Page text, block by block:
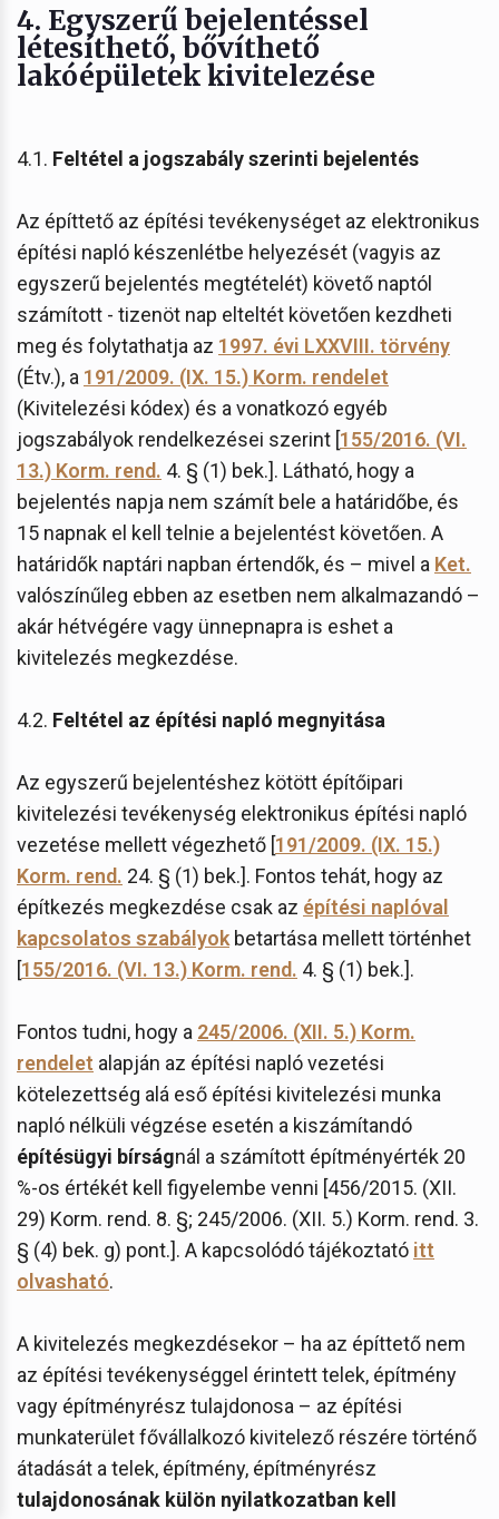
4. Egyszerű bejelentéssel
létesíthető, bővíthető
lakóépületek kivitelezése
4.1. Feltétel a jogszabály szerinti bejelentés
Az építtető az építési tevékenységet az elektronikus
építési napló készenlétbe helyezését (vagyis az
egyszerű bejelentés megtételét) követő naptól
számított - tizenöt nap elteltét követően kezdheti
meg és folytathatja az 1997. évi LXXVIII. törvény
(Étv.), a 191/2009. (IX. 15.) Korm. rendelet
(Kivitelezési kódex) és a vonatkozó egyéb
jogszabályok rendelkezései szerint [155/2016. (VI.
13.) Korm. rend. 4. § (1) bek.]. Látható, hogy a
bejelentés napja nem számít bele a határidőbe, és
15 napnak el kell telnie a bejelentést követően. A
határidők naptári napban értendők, és – mivel a Ket.
valószínűleg ebben az esetben nem alkalmazandó –
akár hétvégére vagy ünnepnapra is eshet a
kivitelezés megkezdése.
4.2. Feltétel az építési napló megnyitása
Az egyszerű bejelentéshez kötött építőipari
kivitelezési tevékenység elektronikus építési napló
vezetése mellett végezhető [191/2009. (IX. 15.)
Korm. rend. 24. § (1) bek.]. Fontos tehát, hogy az
építkezés megkezdése csak az építési naplóval
kapcsolatos szabályok betartása mellett történhet
[155/2016. (VI. 13.) Korm. rend. 4. § (1) bek.].
Fontos tudni, hogy a 245/2006. (XII. 5.) Korm.
rendelet alapján az építési napló vezetési
kötelezettség alá eső építési kivitelezési munka
napló nélküli végzése esetén a kiszámítandó
építésügyi bírságnál a számított építményérték 20
%-os értékét kell figyelembe venni [456/2015. (XII.
29) Korm. rend. 8. §; 245/2006. (XII. 5.) Korm. rend. 3.
§ (4) bek. g) pont.]. A kapcsolódó tájékoztató itt
olvasható.
A kivitelezés megkezdésekor – ha az építtető nem
az építési tevékenységgel érintett telek, építmény
vagy építményrész tulajdonosa – az építési
munkaterület fővállalkozó kivitelező részére történő
átadását a telek, építmény, építményrész
tulajdonosának külön nyilatkozatban kell